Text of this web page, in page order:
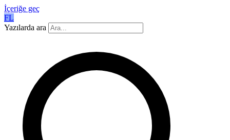
İçeriğe geç
FL
Yazılarda ara